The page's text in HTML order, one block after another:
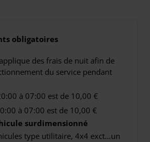
obligatoires
des frais de nuit afin de
du service pendant
à 07:00 est de 10,00 €
à 07:00 est de 10,00 €
surdimensionné
type utilitaire, 4x4 exct…un